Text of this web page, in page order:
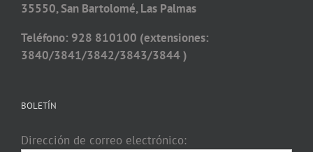
35550, San Bartolomé, Las Palmas
Teléfono: 928 810100 (extensiones:
3840/3841/3842/3843/3844 )
BOLETÍN
Dirección de correo electrónico: